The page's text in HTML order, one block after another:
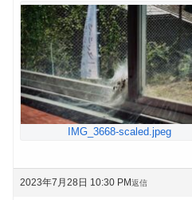
IMG_3668-scaled.jpeg
2023年7月28日 10:30 PM返信